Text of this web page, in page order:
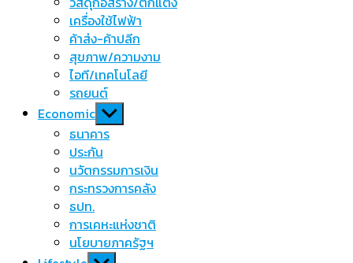
menu
เครื่องใช้ไฟฟ้า
ค้าส่ง-ค้าปลีก
สุขภาพ/ความงาม
ไอที/เทคโนโลยี
รถยนต์
Economic Show
sub
menu
ธนาคาร
ประกัน
นวัตกรรมการเงิน
กระทรวงการคลัง
ธปท.
การเคหะแห่งชาติ
นโยบายภาครัฐฯ